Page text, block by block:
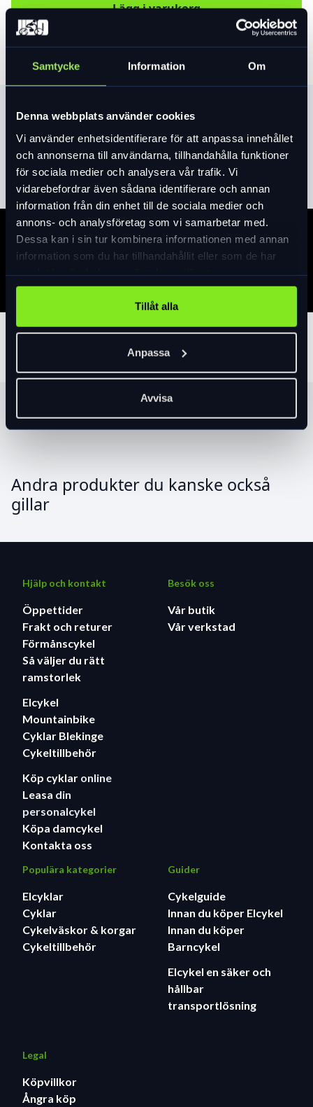
Samtycke Information Om
Denna webbplats använder cookies
Vi använder enhetsidentifierare för att anpassa innehållet
och annonserna till användarna, tillhandahålla funktioner
för sociala medier och analysera vår trafik. Vi
vidarebefordrar även sådana identifierare och annan
information från din enhet till de sociala medier och
annons- och analysföretag som vi samarbetar med.
Dessa kan i sin tur kombinera informationen med annan
information som du har tillhandahållit eller som de har
Tillåt alla
Anpassa
Avvisa
Lägg i varukorg
Produktinformation
Läs merexpand_more
Specifikation
Produktrekommendationer
Andra produkter du kanske också
gillar
Hjälp och kontakt
Öppettider
Frakt och returer
Förmånscykel
Så väljer du rätt
ramstorlek
Elcykel
Mountainbike
Cyklar Blekinge
Cykeltillbehör
Köp cyklar online
Leasa din
personalcykel
Köpa damcykel
Kontakta oss
Besök oss
Vår butik
Vår verkstad
Populära kategorier
Elcyklar
Cyklar
Cykelväskor & korgar
Cykeltillbehör
Guider
Cykelguide
Innan du köper Elcykel
Innan du köper
Barncykel
Elcykel en säker och
hållbar
transportlösning
Legal
Köpvillkor
Ångra köp